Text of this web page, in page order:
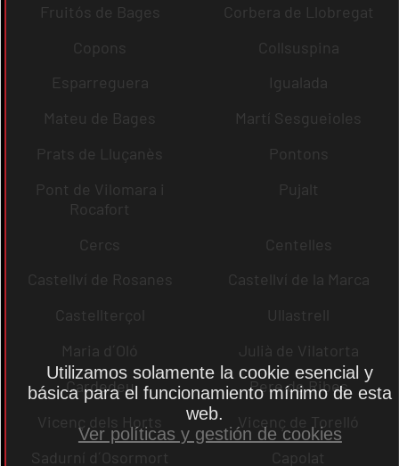
Fruitós de Bages
Corbera de Llobregat
Copons
Collsuspina
Esparreguera
Igualada
Mateu de Bages
Martí Sesgueioles
Prats de Lluçanès
Pontons
Pont de Vilomara i
Rocafort
Pujalt
Cercs
Centelles
Castellví de Rosanes
Castellví de la Marca
Castellterçol
Ullastrell
Maria d´Oló
Julià de Vilatorta
Cardedeu
Pere de Ribes
Vicenç dels Horts
Vicenç de Torelló
Sadurní d´Osormort
Capolat
Utilizamos solamente la cookie esencial y
básica para el funcionamiento mínimo de esta
web.
Ver políticas y gestión de cookies